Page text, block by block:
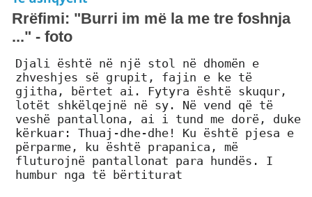
Rrëfimi: "Burri im më la me tre foshnja
..." - foto
Djali është në një stol në dhomën e
zhveshjes së grupit, fajin e ke të
gjitha, bërtet ai. Fytyra është skuqur,
lotët shkëlqejnë në sy. Në vend që të
veshë pantallona, ​​ai i tund me dorë, duke
kërkuar: Thuaj-dhe-dhe! Ku është pjesa e
përparme, ku është prapanica, më
fluturojnë pantallonat para hundës. I
humbur nga të bërtiturat